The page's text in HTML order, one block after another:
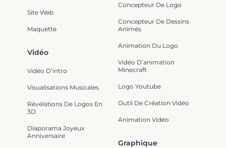
Graphique
Site Web
Maquette
Concepteur De Logo
Concepteur De Dessins
Animés
Animation Du Logo
Vidéo D՛animation
Minecraft
Logo Youtube
Outil De Création Vidéo
Animation Vidéo
Vidéo
Vidéo D’intro
Visualisations Musicales
Révélations De Logos En
3D
Diaporama Joyeux
Anniversaire